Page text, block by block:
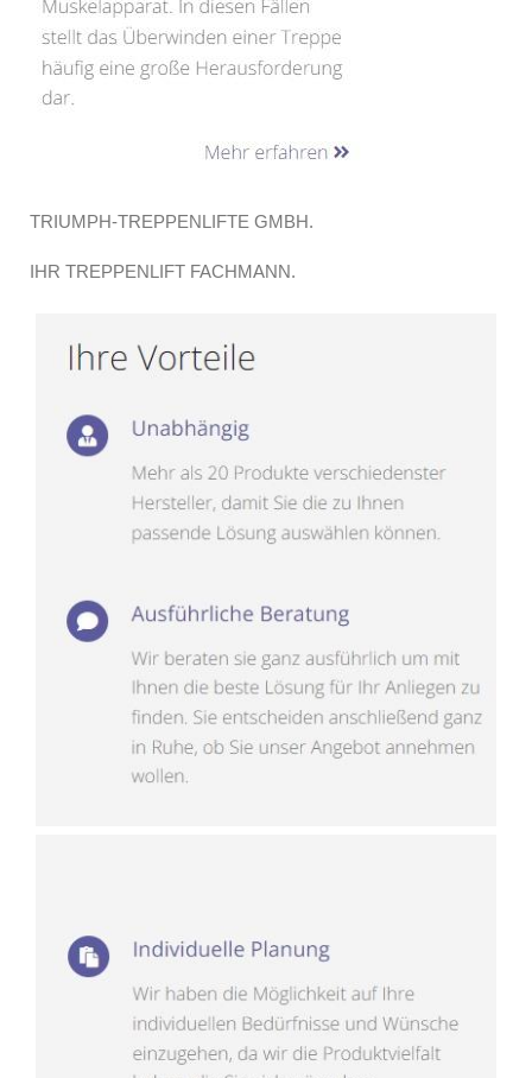
TRIUMPH-TREPPENLIFTE GMBH.
IHR TREPPENLIFT FACHMANN.